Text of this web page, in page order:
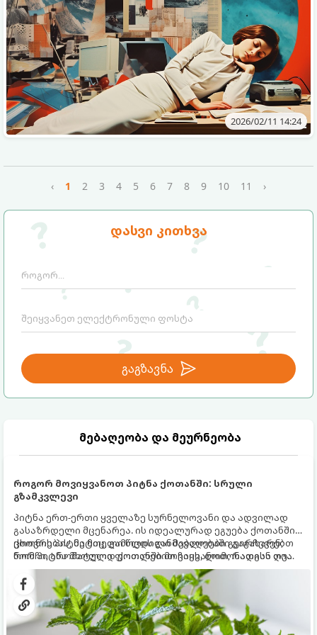
დასვი კითხვა
გაგზავნა
მებაღეობა და მეურნეობა
როგორ მოვიყვანოთ პიტნა ქოთანში: სრული
გზამკვლევი
პიტნა ერთ-ერთი ყველაზე სურნელოვანი და ადვილად
გასაზრდელი მცენარეა. ის იდეალურად ეგუება ქოთანში
ცხოვრებას, მეტიც, გამოცდილი მებაღეები გვირჩევენ,
რომ პიტნა მხოლოდ ქოთანში მოვიყვანოთ, რადგან ღია
გრუნტში (ბაღში) დარგვისას ის ფესვებით ძალიან
სწრაფად ვრცელდება და სხვა მცენარეებს ავიწროებს.
ქოთნის პიტნა მთელი წლის განმავლობაში გაგახარებთ
ნორჩი, არომატული ფოთლებით ჩაის, ლიმონათისა თუ
კერძებისთვის.
2026/02/11 14:24
‹ 1 2 3 4 5 6 7 8 9 10 11 ›